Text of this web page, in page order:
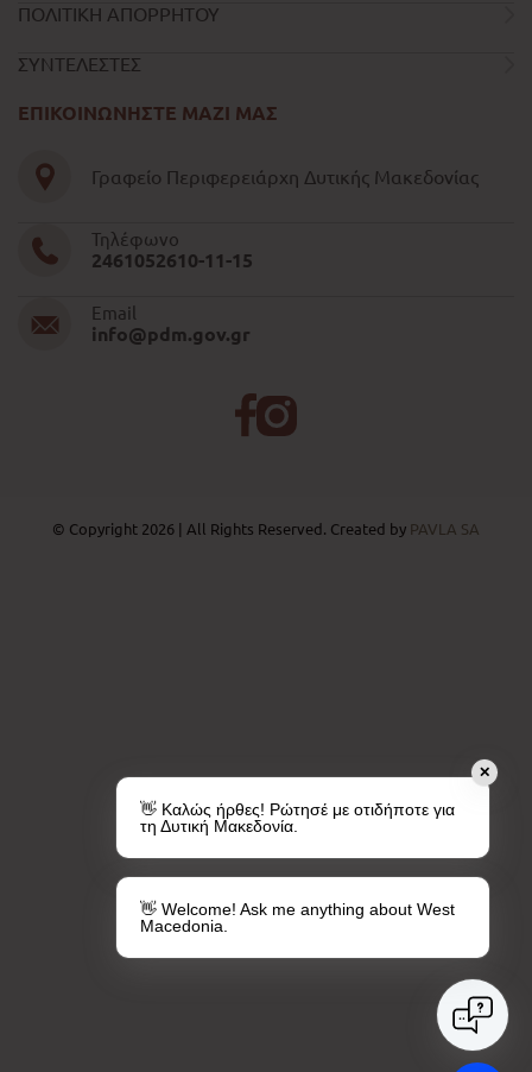
ΠΟΛΙΤΙΚΗ ΑΠΟΡΡΗΤΟΥ
ΣΥΝΤΕΛΕΣΤΕΣ
ΕΠΙΚΟΙΝΩΝΗΣΤΕ ΜΑΖΙ ΜΑΣ
Γραφείο Περιφερειάρχη Δυτικής Μακεδονίας
Τηλέφωνο
2461052610-11-15
Email
info@pdm.gov.gr
© Copyright 2026 | All Rights Reserved. Created by PAVLA SA
✕
👋 Καλώς ήρθες! Ρώτησέ με οτιδήποτε για
τη Δυτική Μακεδονία.
👋 Welcome! Ask me anything about West
Macedonia.